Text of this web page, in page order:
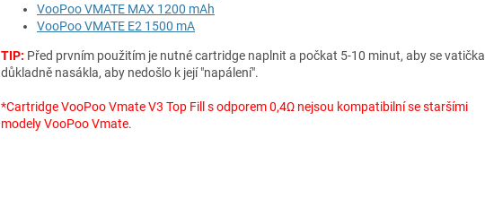
VooPoo VMATE MAX 1200 mAh
VooPoo VMATE E2 1500 mA
TIP: Před prvním použitím je nutné cartridge naplnit a počkat 5-10 minut, aby se vatička
důkladně nasákla, aby nedošlo k její "napálení".
*Cartridge VooPoo Vmate V3 Top Fill s odporem 0,4Ω nejsou kompatibilní se staršími
modely VooPoo Vmate.